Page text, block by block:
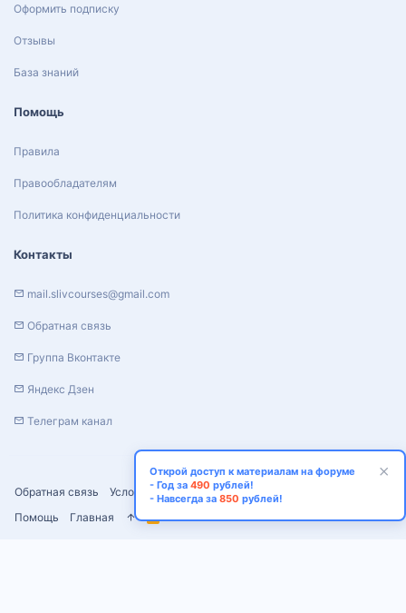
Обратная связь Условия и правила
Политика конфиденциальности
Помощь
Главная
Оформить подписку
Отзывы
База знаний
Помощь
Правила
Правообладателям
Политика конфиденциальности
Контакты
mail.slivcourses@gmail.com
Обратная связь
Группа Вконтакте
Яндекс Дзен
Телеграм канал
Открой доступ к материалам на форуме
- Год за 490 рублей!
- Навсегда за 850 рублей!